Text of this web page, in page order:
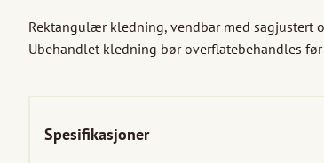
Rektangulær kledning, vendbar med sagjustert
Ubehandlet kledning bør overflatebehandles
Spesifikasjoner